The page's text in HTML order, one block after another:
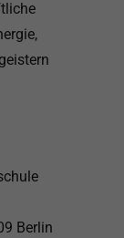
Berlin